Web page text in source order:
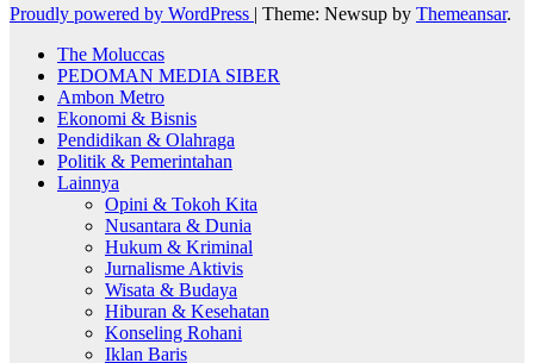
Proudly powered by WordPress | Theme: Newsup by Themeansar.
The Moluccas
PEDOMAN MEDIA SIBER
Ambon Metro
Ekonomi & Bisnis
Pendidikan & Olahraga
Politik & Pemerintahan
Lainnya
Opini & Tokoh Kita
Nusantara & Dunia
Hukum & Kriminal
Jurnalisme Aktivis
Wisata & Budaya
Hiburan & Kesehatan
Konseling Rohani
Iklan Baris